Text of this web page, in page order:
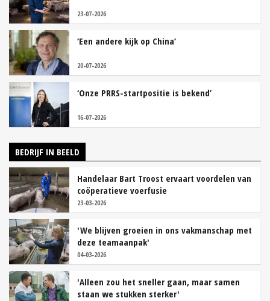
23-07-2026
‘Een andere kijk op China’
20-07-2026
‘Onze PRRS-startpositie is bekend’
16-07-2026
BEDRIJF IN BEELD
Handelaar Bart Troost ervaart voordelen van
coöperatieve voerfusie
23-03-2026
'We blijven groeien in ons vakmanschap met
deze teamaanpak'
04-03-2026
'Alleen zou het sneller gaan, maar samen
staan we stukken sterker'